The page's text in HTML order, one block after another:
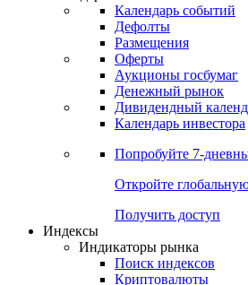
Откройте
Получить доступ
Календарь
Календарь событий
Дефолты
Размещения
Оферты
Денежный рынок
Календарь инвестора
Попробуйте7-
Откройте
Получить доступ